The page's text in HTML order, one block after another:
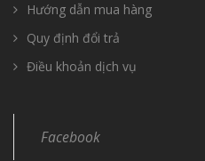
Hướng dẫn mua hàng
Quy định đổi trả
Điều khoản dịch vụ
Facebook